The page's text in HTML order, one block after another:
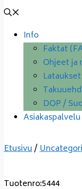
Info
Faktat
Ohjeet ja
Lataukset
DOP /
Etusivu/
Tuotenro:5444